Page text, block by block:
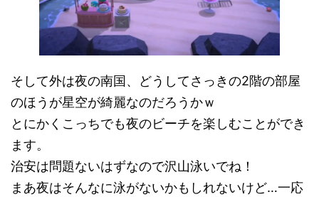
そして外は夜の南国、どうしてさっきの2階の部屋
のほうが星空が綺麗なのだろうかｗ
とにかくこっちでも夜のビーチを楽しむことができ
ます。
治安は問題ないはずなので沢山泳いでね！
まあ夜はそんなに泳がないかもしれないけど…一応